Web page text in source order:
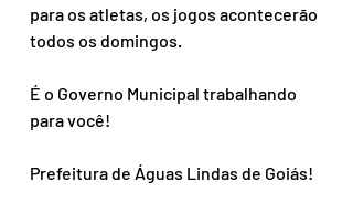
para os atletas, os jogos acontecerão
todos os domingos.
É o Governo Municipal trabalhando
para você!
Prefeitura de Águas Lindas de Goiás!